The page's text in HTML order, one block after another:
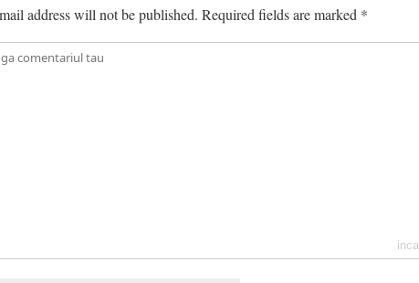
address will not be published. Required fields are marked *
inca